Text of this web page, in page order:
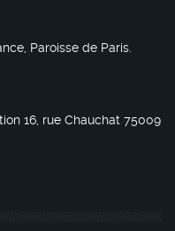
Paroisse de Paris.
16, rue Chauchat 75009